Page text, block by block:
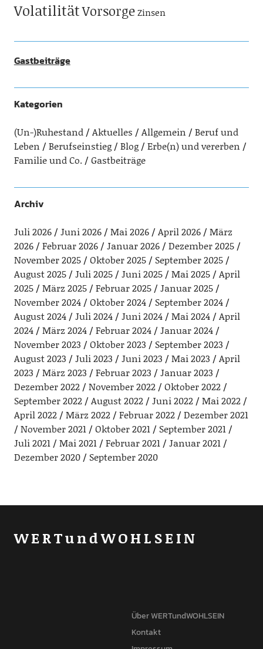
VolatilitätVorsorgeZinsen
Gastbeiträge
Kategorien
(Un-)Ruhestand Aktuelles Allgemein
Beruf und
Leben
Berufseinstieg Blog
Erbe(n) und vererben
Familie und Co.
Gastbeiträge
Archiv
Juli 2026 Juni 2026 Mai 2026 April 2026
März
2026
Februar 2026 Januar 2026
Dezember 2025
November 2025
Oktober 2025
September 2025
August 2025
Juli 2025 Juni 2025 Mai 2025
April
2025
März 2025 Februar 2025
Januar 2025
November 2024
Oktober 2024
September 2024
August 2024
Juli 2024 Juni 2024 Mai 2024
April
2024
März 2024 Februar 2024
Januar 2024
November 2023
Oktober 2023
September 2023
August 2023
Juli 2023 Juni 2023 Mai 2023
April
2023
März 2023 Februar 2023
Januar 2023
Dezember 2022
November 2022
Oktober 2022
September 2022
August 2022 Juni 2022
Mai 2022
April 2022
März 2022 Februar 2022
Dezember 2021
November 2021
Oktober 2021
September 2021
Juli 2021
Mai 2021 Februar 2021
Januar 2021
Dezember 2020
September 2020
WERTundWOHLSEIN
Über WERTundWOHLSEIN
Kontakt